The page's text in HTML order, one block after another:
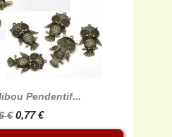
Pendentif...
€ 0,77 €